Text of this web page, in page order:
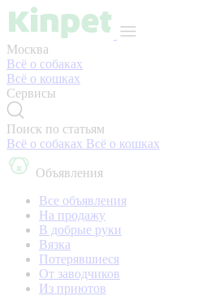
Москва
Всё о собаках
Всё о кошках
Сервисы
Поиск по статьям
Всё о собаках Всё о кошках
Объявления
Все объявления
На продажу
В добрые руки
Вязка
Потерявшиеся
От заводчиков
Из приютов